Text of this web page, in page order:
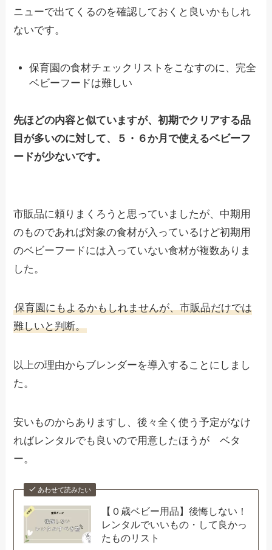
ニューで出てくるのを確認しておくと良いかもしれ
ないです。
保育園の食材チェックリストをこなすのに、完全
ベビーフードは難しい
先ほどの内容と似ていますが、初期でクリアする品
目が多いのに対して、５・６か月で使えるベビーフ
ードが少ないです。
市販品に頼りまくろうと思っていましたが、中期用
のものであれば対象の食材が入っているけど初期用
のベビーフードには入っていない食材が複数ありま
した。
保育園にもよるかもしれませんが、市販品だけでは
難しいと判断。
以上の理由からブレンダーを導入することにしまし
た。
安いものからありますし、後々全く使う予定がなけ
ればレンタルでも良いので用意したほうが ベタ
ー。
あわせて読みたい
【０歳ベビー用品】後悔しない！
レンタルでいいもの・して良かっ
たものリスト